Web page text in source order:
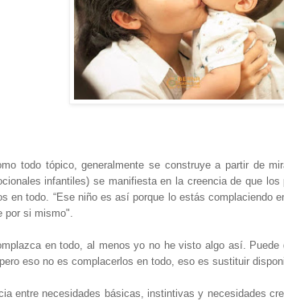
todo tópico, generalmente se construye a partir de
infantiles) se manifiesta en la creencia de que
en todo. “Ese niño es así porque lo estás complaciendo
por si mismo".
en todo, al menos yo no he visto algo así.
eso no es complacerlos en todo, eso es sustituir
entre necesidades básicas, instintivas y necesidades